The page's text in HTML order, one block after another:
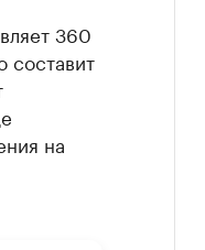
360
составит
на